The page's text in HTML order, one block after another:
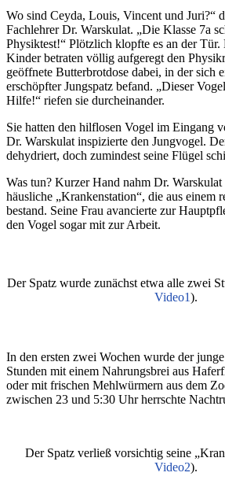
Wo sind Ceyda, Louis, Vincent und Juri?“
Fachlehrer Dr. Warskulat. „Die Klasse 7a
Physiktest!“ Plötzlich klopfte es an der Tür.
Kinder betraten völlig aufgeregt den
geöffnete Butterbrotdose dabei, in der sich
erschöpfter Jungspatz befand. „Dieser
Hilfe!“ riefen sie durcheinander.
Sie hatten den hilflosen Vogel im Eingang
Dr. Warskulat inspizierte den Jungvogel.
dehydriert, doch zumindest seine Flügel
Was tun? Kurzer Hand nahm Dr.
häusliche „Krankenstation“, die aus einem
bestand. Seine Frau avancierte zur
den Vogel sogar mit zur Arbeit.
Der Spatz wurde zunächst etwa alle zwei
Video1).
In den ersten zwei Wochen wurde der
Stunden mit einem Nahrungsbrei aus
oder mit frischen Mehlwürmern aus dem
zwischen 23 und 5:30 Uhr herrschte
Der Spatz verließ vorsichtig seine
Video2).